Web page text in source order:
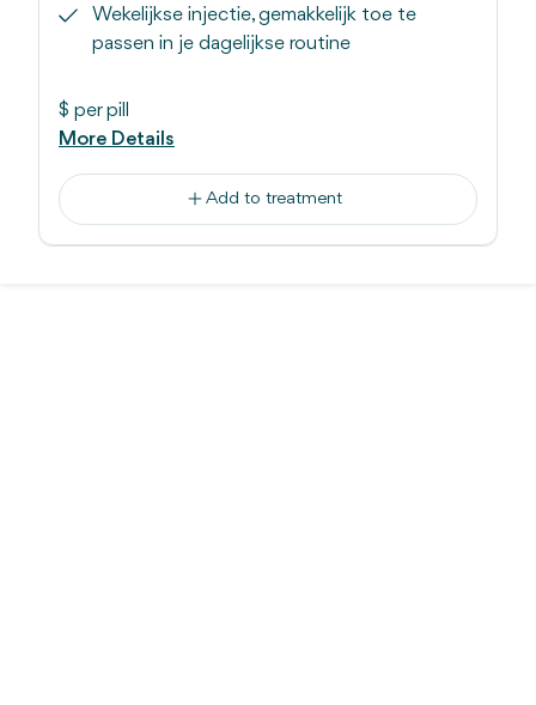
Wekelijkse injectie, gemakkelijk toe te
passen in je dagelijkse routine
$ per pill
More Details
Add to treatment